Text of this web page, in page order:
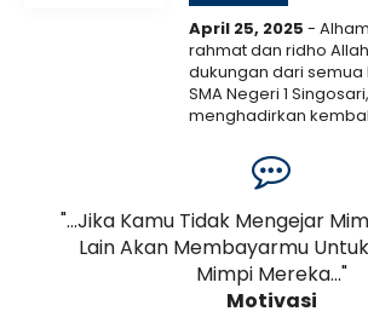
April 25, 2025 -
rahmat dan ridho
dukungan dari
SMA Negeri 1
menghadirkan
banyak..Selengkapnya
"...Jika Kamu Tidak Mengejar
Lain Akan Membayarmu
Mimpi Mereka..."
Motivasi
19 Juni 2026
JADWAL KBM KELAS